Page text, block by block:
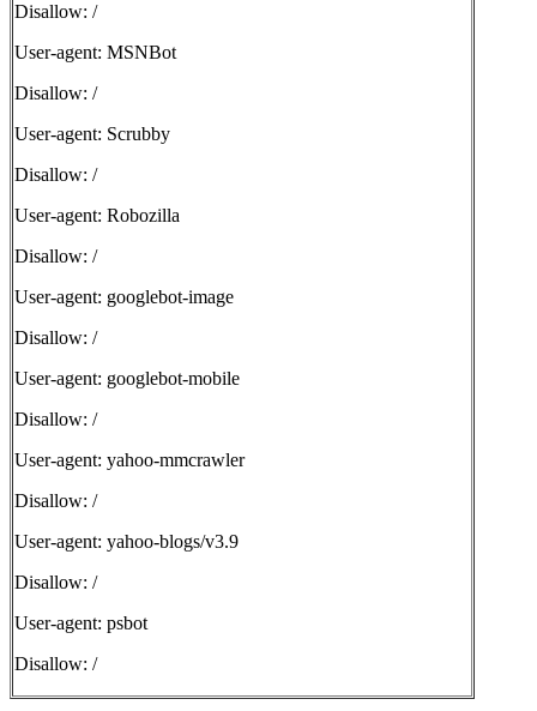
Disallow: /
User-agent: MSNBot
Disallow: /
User-agent: Scrubby
Disallow: /
User-agent: Robozilla
Disallow: /
User-agent: googlebot-image
Disallow: /
User-agent: googlebot-mobile
Disallow: /
User-agent: yahoo-mmcrawler
Disallow: /
User-agent: yahoo-blogs/v3.9
Disallow: /
User-agent: psbot
Disallow: /